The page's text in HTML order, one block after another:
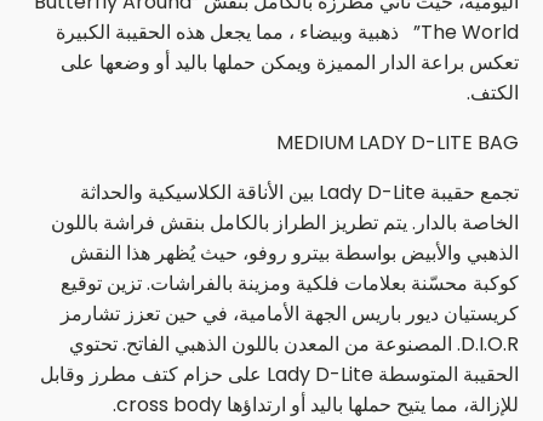
The World” ذهبية وبيضاء ، مما يجعل هذه الحقيبة الكبيرة
تعكس براعة الدار المميزة ويمكن حملها باليد أو وضعها على
الكتف.
MEDIUM LADY D-LITE BAG
تجمع حقيبة Lady D-Lite بين الأناقة الكلاسيكية والحداثة
الخاصة بالدار. يتم تطريز الطراز بالكامل بنقش فراشة باللون
الذهبي والأبيض بواسطة بيترو روفو، حيث يُظهر هذا النقش
كوكبة محسّنة بعلامات فلكية ومزينة بالفراشات. تزين توقيع
كريستيان ديور باريس الجهة الأمامية، في حين تعزز تشارمز
D.I.O.R. المصنوعة من المعدن باللون الذهبي الفاتح. تحتوي
الحقيبة المتوسطة Lady D-Lite على حزام كتف مطرز وقابل
للإزالة، مما يتيح حملها باليد أو ارتداؤها cross body.